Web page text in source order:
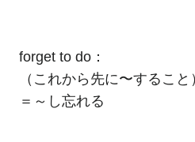
forget to do：
（これから先に〜するこ
＝～し忘れる